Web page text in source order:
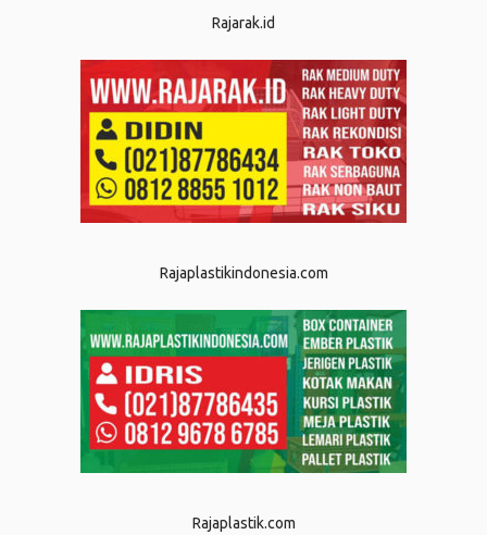
Rajarak.id
Rajaplastikindonesia.com
Rajaplastik.com